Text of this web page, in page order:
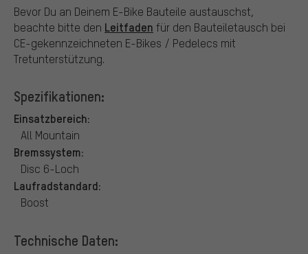
Bevor Du an Deinem E-Bike Bauteile austauschst,
beachte bitte den Leitfaden für den Bauteiletausch bei
CE-gekennzeichneten E-Bikes / Pedelecs mit
Tretunterstützung.
Spezifikationen:
Einsatzbereich:
All Mountain
Bremssystem:
Disc 6-Loch
Laufradstandard:
Boost
Technische Daten: